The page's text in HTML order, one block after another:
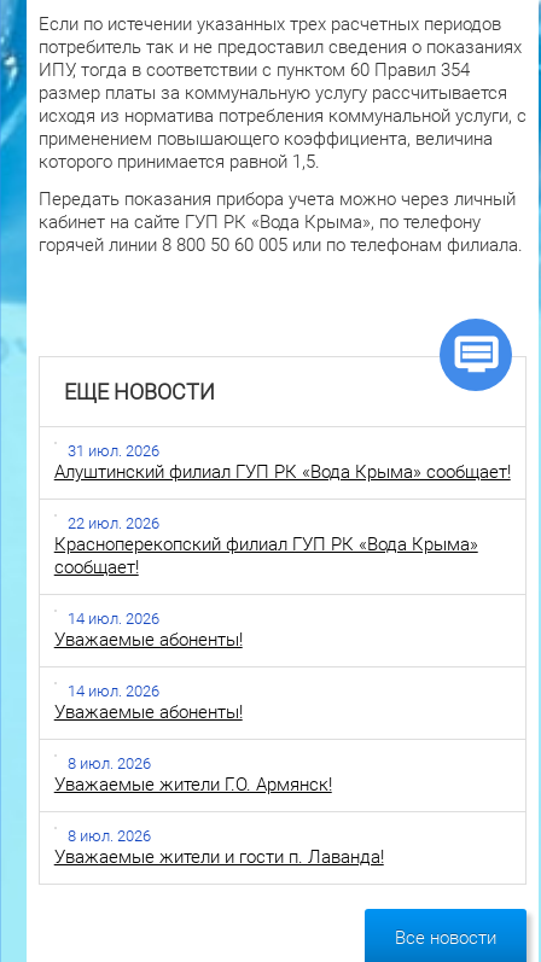
Если по истечении указанных трех расчетных периодов
потребитель так и не предоставил сведения о показаниях
ИПУ, тогда в соответствии с пунктом 60 Правил 354
размер платы за коммунальную услугу рассчитывается
исходя из норматива потребления коммунальной услуги, с
применением повышающего коэффициента, величина
которого принимается равной 1,5.
Передать показания прибора учета можно через личный
кабинет на сайте ГУП РК «Вода Крыма», по телефону
горячей линии 8 800 50 60 005 или по телефонам филиала.
ЕЩЕ НОВОСТИ
31 июл. 2026
Алуштинский филиал ГУП РК «Вода Крыма» сообщает!
22 июл. 2026
Красноперекопский филиал ГУП РК «Вода Крыма»
сообщает!
14 июл. 2026
Уважаемые абоненты!
14 июл. 2026
Уважаемые абоненты!
8 июл. 2026
Уважаемые жители Г.О. Армянск!
8 июл. 2026
Уважаемые жители и гости п. Лаванда!
Все новости